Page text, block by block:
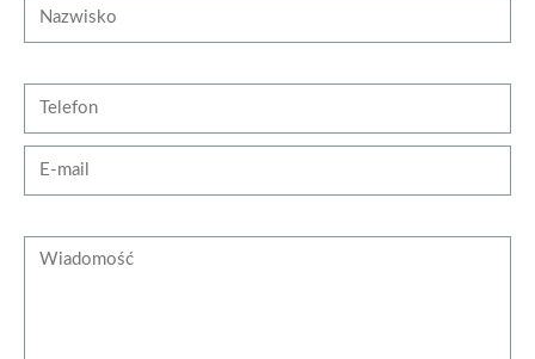
zobacz więcej
Wazektomia